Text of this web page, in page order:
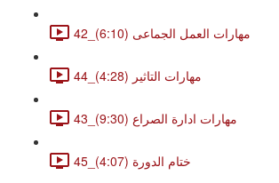
42_مهارات العمل الجماعى (6:10)
44_مهارات التاثير (4:28)
43_مهارات ادارة الصراع (9:30)
45_ختام الدورة (4:07)